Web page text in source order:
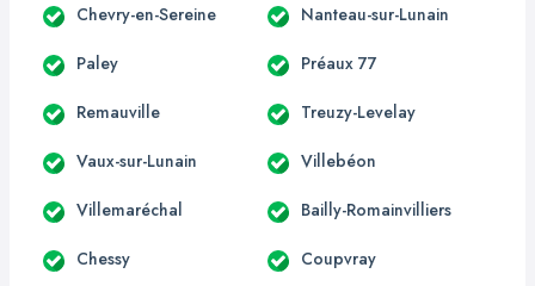
Chevry-en-Sereine Nanteau-sur-Lunain
Paley Préaux 77
Remauville Treuzy-Levelay
Vaux-sur-Lunain Villebéon
Villemaréchal Bailly-Romainvilliers
Chessy Coupvray